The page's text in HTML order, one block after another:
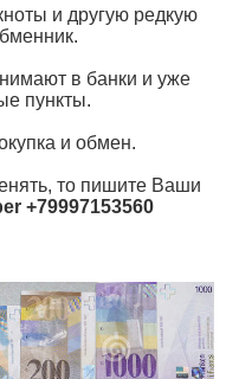
и другую редкую
в банки и уже
пункты.
и обмен.
то пишите Ваши
+79997153560